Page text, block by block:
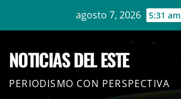
agosto 7, 2026 5:31 am
NOTICIAS DEL ESTE
PERIODISMO CON PERSPECTIVA